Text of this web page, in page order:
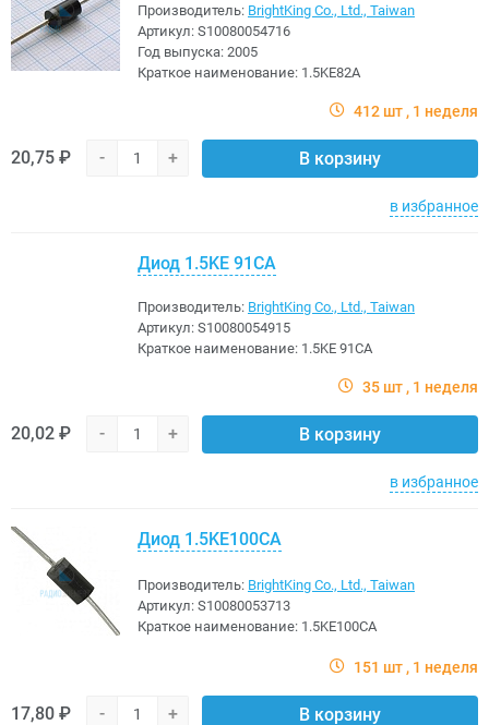
Производитель: BrightKing Co., Ltd., Taiwan
Артикул: S10080054716
Год выпуска: 2005
Краткое наименование: 1.5KE82A
412 шт 1 неделя
20,75 ₽ - + В корзину
в избранное
Диод 1.5KE 91CA
Производитель: BrightKing Co., Ltd., Taiwan
Артикул: S10080054915
Краткое наименование: 1.5KE 91CA
35 шт 1 неделя
20,02 ₽ - + В корзину
в избранное
Диод 1.5KE100CA
Производитель: BrightKing Co., Ltd., Taiwan
Артикул: S10080053713
Краткое наименование: 1.5KE100CA
151 шт 1 неделя
17,80 ₽ - + В корзину